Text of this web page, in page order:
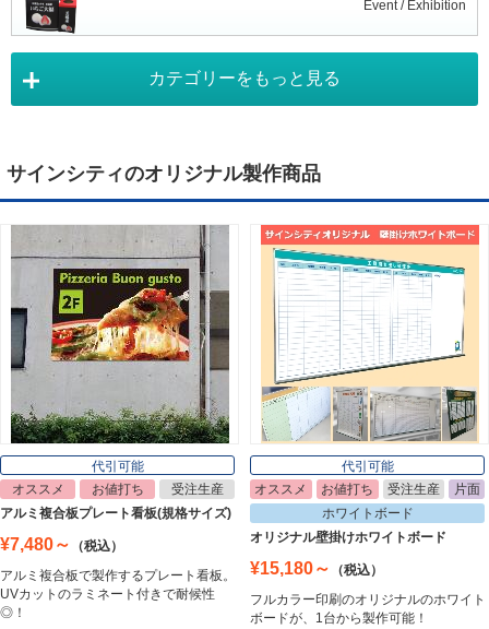
Event / Exhibition
Tapestry
ライトパネル
Light Panel
ポスターフレーム
Poster Frame
イーゼル
Easel
ホワイトボード
カテゴリーをもっと見る
サインシティのオリジナル製作商品
代引可能
オススメ
お値打ち
受注生産
アルミ複合板プレート看板(規格サイズ)
¥7,480～
（税込）
アルミ複合板で製作するプレート看板。
UVカットのラミネート付きで耐候性
◎！
代引可能
オススメ
お値打ち 受注生産
片面
ホワイトボード
オリジナル壁掛けホワイトボード
¥15,180～
（税込）
フルカラー印刷のオリジナルのホワイト
ボードが、1台から製作可能！